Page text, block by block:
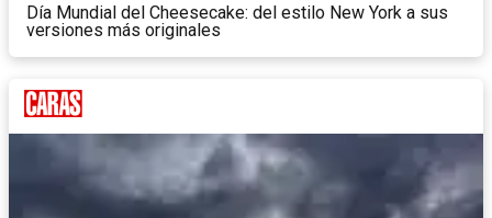
Día Mundial del Cheesecake: del estilo New York a sus
versiones más originales